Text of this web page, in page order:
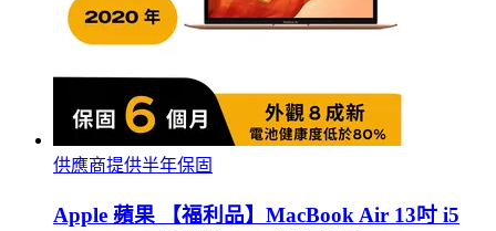
供應商提供半年保固
Apple 蘋果 【福利品】MacBook Air 13吋 i5